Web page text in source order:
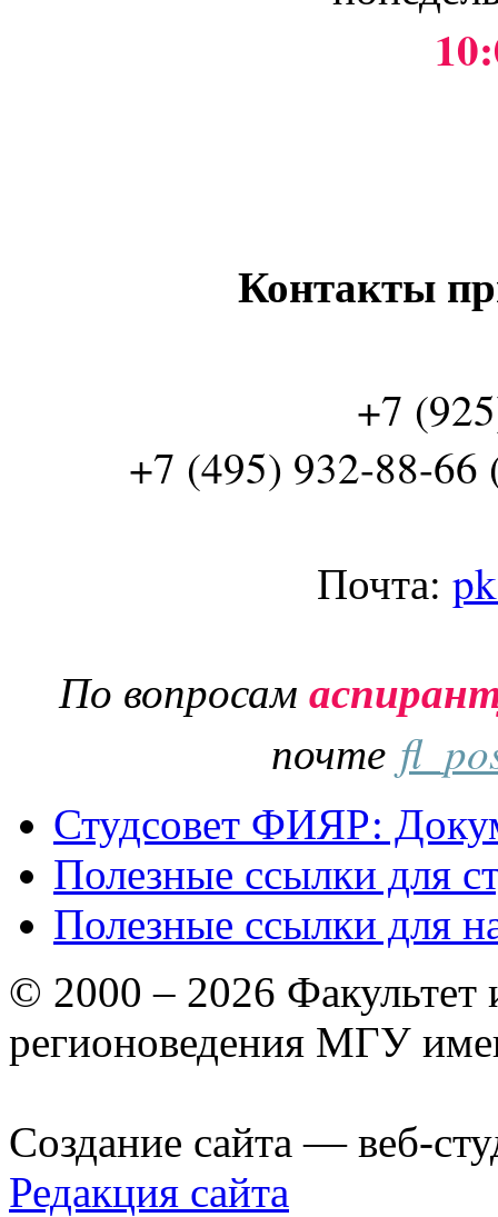
Контакты
+7
+7 (495) 932-88-66
Почта:
По вопросам
почте
Студсовет ФИЯР:
Полезные ссылки для
Полезные ссылки для
© 2000 – 2026 Факультет
регионоведения МГУ
Создание сайта — веб-
Редакция сайта